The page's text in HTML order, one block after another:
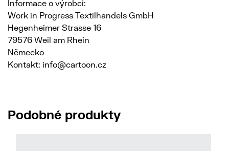
Informace o výrobci:
Work in Progress Textilhandels GmbH
Hegenheimer Strasse 16
79576 Weil am Rhein
Německo
Kontakt: info@cartoon.cz
Podobné produkty